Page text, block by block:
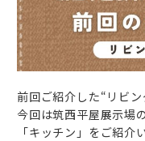
前回ご紹介した“リビ
今回は筑西平屋展示場
「キッチン」をご紹介